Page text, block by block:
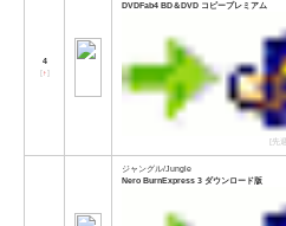
4
[↑]
DVDFab4 BD＆DVD コピープレミアム
[先
ジャングル/Jungle
Nero BurnExpress 3 ダウンロード版